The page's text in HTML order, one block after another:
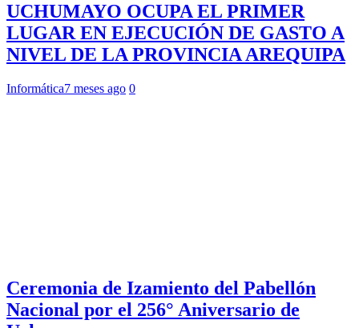
UCHUMAYO OCUPA EL PRIMER
LUGAR EN EJECUCIÓN DE GASTO A
NIVEL DE LA PROVINCIA AREQUIPA
Informática7 meses ago 0
Ceremonia de Izamiento del Pabellón
Nacional por el 256° Aniversario de